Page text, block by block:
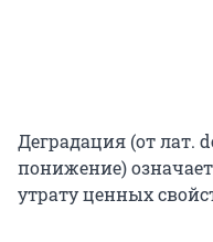
Деградация (от лат.
понижение)
утрату ценных